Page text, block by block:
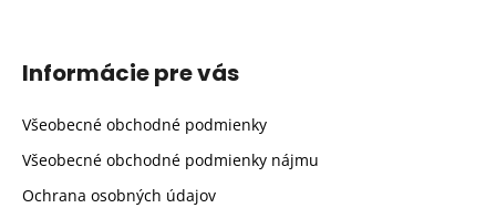
Informácie pre vás
Všeobecné obchodné podmienky
Všeobecné obchodné podmienky nájmu
Ochrana osobných údajov